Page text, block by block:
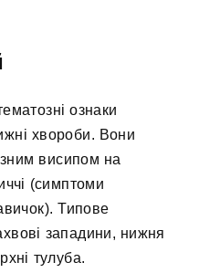
ознаки
хвороби. Вони
висипом на
(симптоми
Типове
западини, нижня
тулуба.